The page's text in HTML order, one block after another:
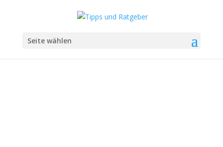
Seite wählen